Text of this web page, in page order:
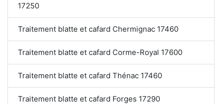
17250
Traitement blatte et cafard Chermignac 17460
Traitement blatte et cafard Corme-Royal 17600
Traitement blatte et cafard Thénac 17460
Traitement blatte et cafard Forges 17290